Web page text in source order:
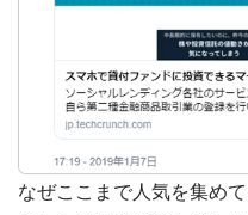
なぜここまで人気を集め